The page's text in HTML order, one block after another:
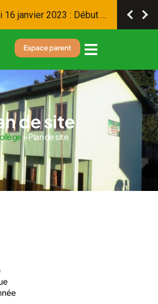
i 16 janvier 2023 : Début d on eil
Espace parent
de site
»Plan de site